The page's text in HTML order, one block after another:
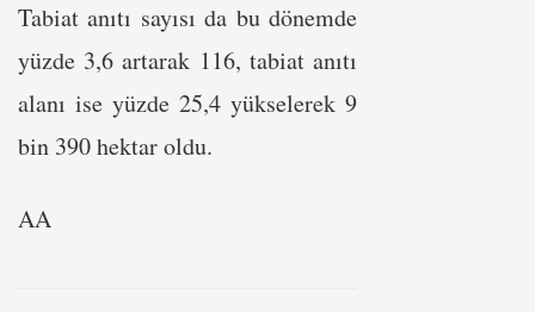
Tabiat anıtı sayısı da bu dönemde
yüzde 3,6 artarak 116, tabiat anıtı
alanı ise yüzde 25,4 yükselerek 9
bin 390 hektar oldu.
AA